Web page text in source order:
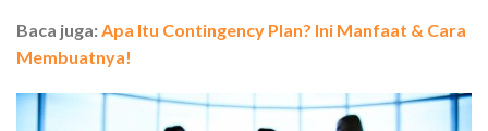
Baca juga:Apa Itu Contingency Plan? Ini Manfaat & Cara
Membuatnya!